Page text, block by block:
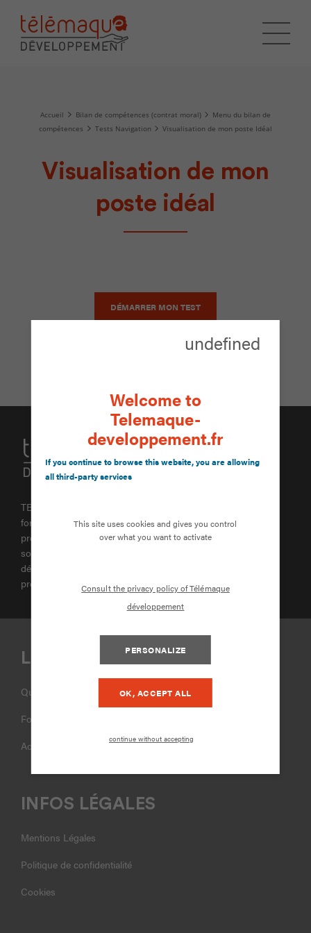
Accueil Bilan de compétences (contrat moral)
Menu du bilan de
compétences
Tests Navigation Visualisation de mon poste Idéal
Visualisation de mon
poste idéal
DÉMARRER MON TEST
TELEMAQUE DEVELOPPEMENT est une entreprise de
formation et de développement agréée. La formation
professionnelle représente un passage durant lequel, chacun
souhaite être accompagné. Elle est également source de
développement partagé pour peu qu’on l’inscrive dans un
projet.
LIENS UTILES
Qui sommes-nous ?
Formations
Accompagnement
INFOS LÉGALES
Mentions Légales
Politique de confidentialité
Cookies
undefined
Welcome to
Telemaque-
developpement.fr
If you continue to browse this website, you are allowing
all third-party services
This site uses cookies and gives you control
over what you want to activate
Consult the privacy policy of Télémaque
développement
PERSONALIZE
OK, ACCEPT ALL
continue without accepting